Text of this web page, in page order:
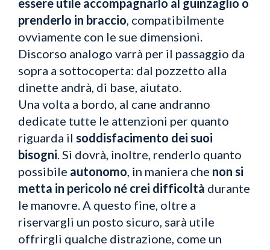
essere utile accompagnarlo al guinzaglio o
prenderlo in braccio, compatibilmente
ovviamente con le sue dimensioni.
Discorso analogo varrà per il passaggio da
sopra a sottocoperta: dal pozzetto alla
dinette andrà, di base, aiutato.
Una volta a bordo, al cane andranno
dedicate tutte le attenzioni per quanto
riguarda il soddisfacimento dei suoi
bisogni. Si dovrà, inoltre, renderlo quanto
possibile autonomo, in maniera che non si
metta in pericolo né crei difficoltà durante
le manovre. A questo fine, oltre a
riservargli un posto sicuro, sarà utile
offrirgli qualche distrazione, come un